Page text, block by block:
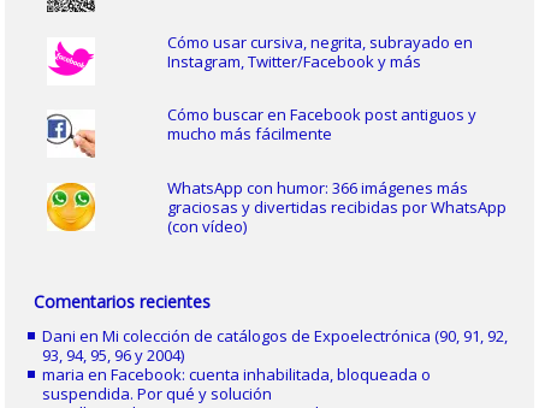
Cómo usar cursiva, negrita, subrayado en
Instagram, Twitter/Facebook y más
Cómo buscar en Facebook post antiguos y
mucho más fácilmente
WhatsApp con humor: 366 imágenes más
graciosas y divertidas recibidas por WhatsApp
(con vídeo)
Comentarios recientes
Dani enMi colección de catálogos de Expoelectrónica (90, 91, 92,
93, 94, 95, 96 y 2004)
maria enFacebook: cuenta inhabilitada, bloqueada o
suspendida. Por qué y solución